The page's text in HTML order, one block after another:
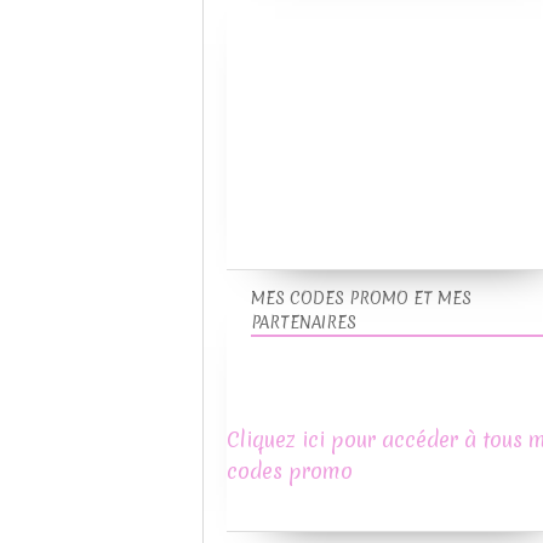
MES CODES PROMO ET MES
PARTENAIRES
Cliquez ici pour accéder à tous
codes promo